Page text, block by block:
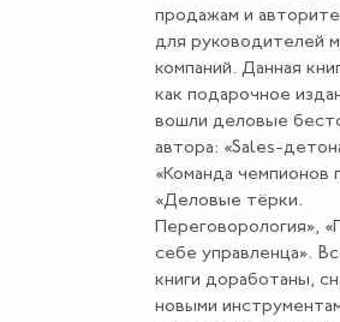
продажам и
для руководителей
компаний. Данная
как подарочное
вошли деловые
автора: «Sales-
«Команда чемпионов
«Деловые тёрки.
Переговорология»,
себе управленца».
книги доработаны,
новыми